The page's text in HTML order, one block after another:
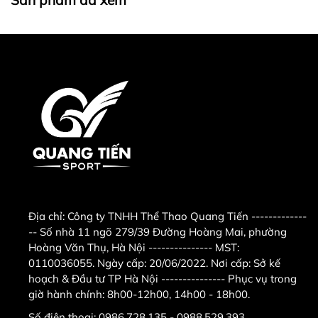
Tuy nhiên tuỳ vào từng loại sản phẩm hoặc phương thức, địa
chỉ giao hàng mà có thể phát sinh thêm chi phí khác như phí
CHI NHÁNH TẠI HÀ
NỘI.
Công ty TNHH Thể Thao Quang Tiến .
đường Hoàng Mai,quận Hoàng
Mai,Hà Nội ( nếu có wifi , 3g tìm trên
google map " Công ty TNHH thể thao
Quang Tiến". - Điện thoại
Địa chỉ: Công ty TNHH Thể Thao Quang Tiến -------------
-- Số nhà 11 ngõ 279/39 Đường Hoàng Mai, phường
Hoàng Văn Thụ, Hà Nội --------------- MST:
0110036055. Ngày cấp: 20/06/2022. Nơi cấp: Sở kế
hoạch & Đầu tư TP Hà Nội --------------- Phục vụ trong
giờ hành chính: 8h00-12h00, 14h00 - 18h00.